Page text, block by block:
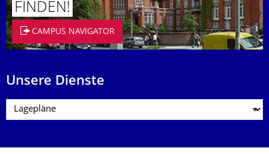
FINDEN!
CAMPUS NAVIGATOR
Unsere Dienste